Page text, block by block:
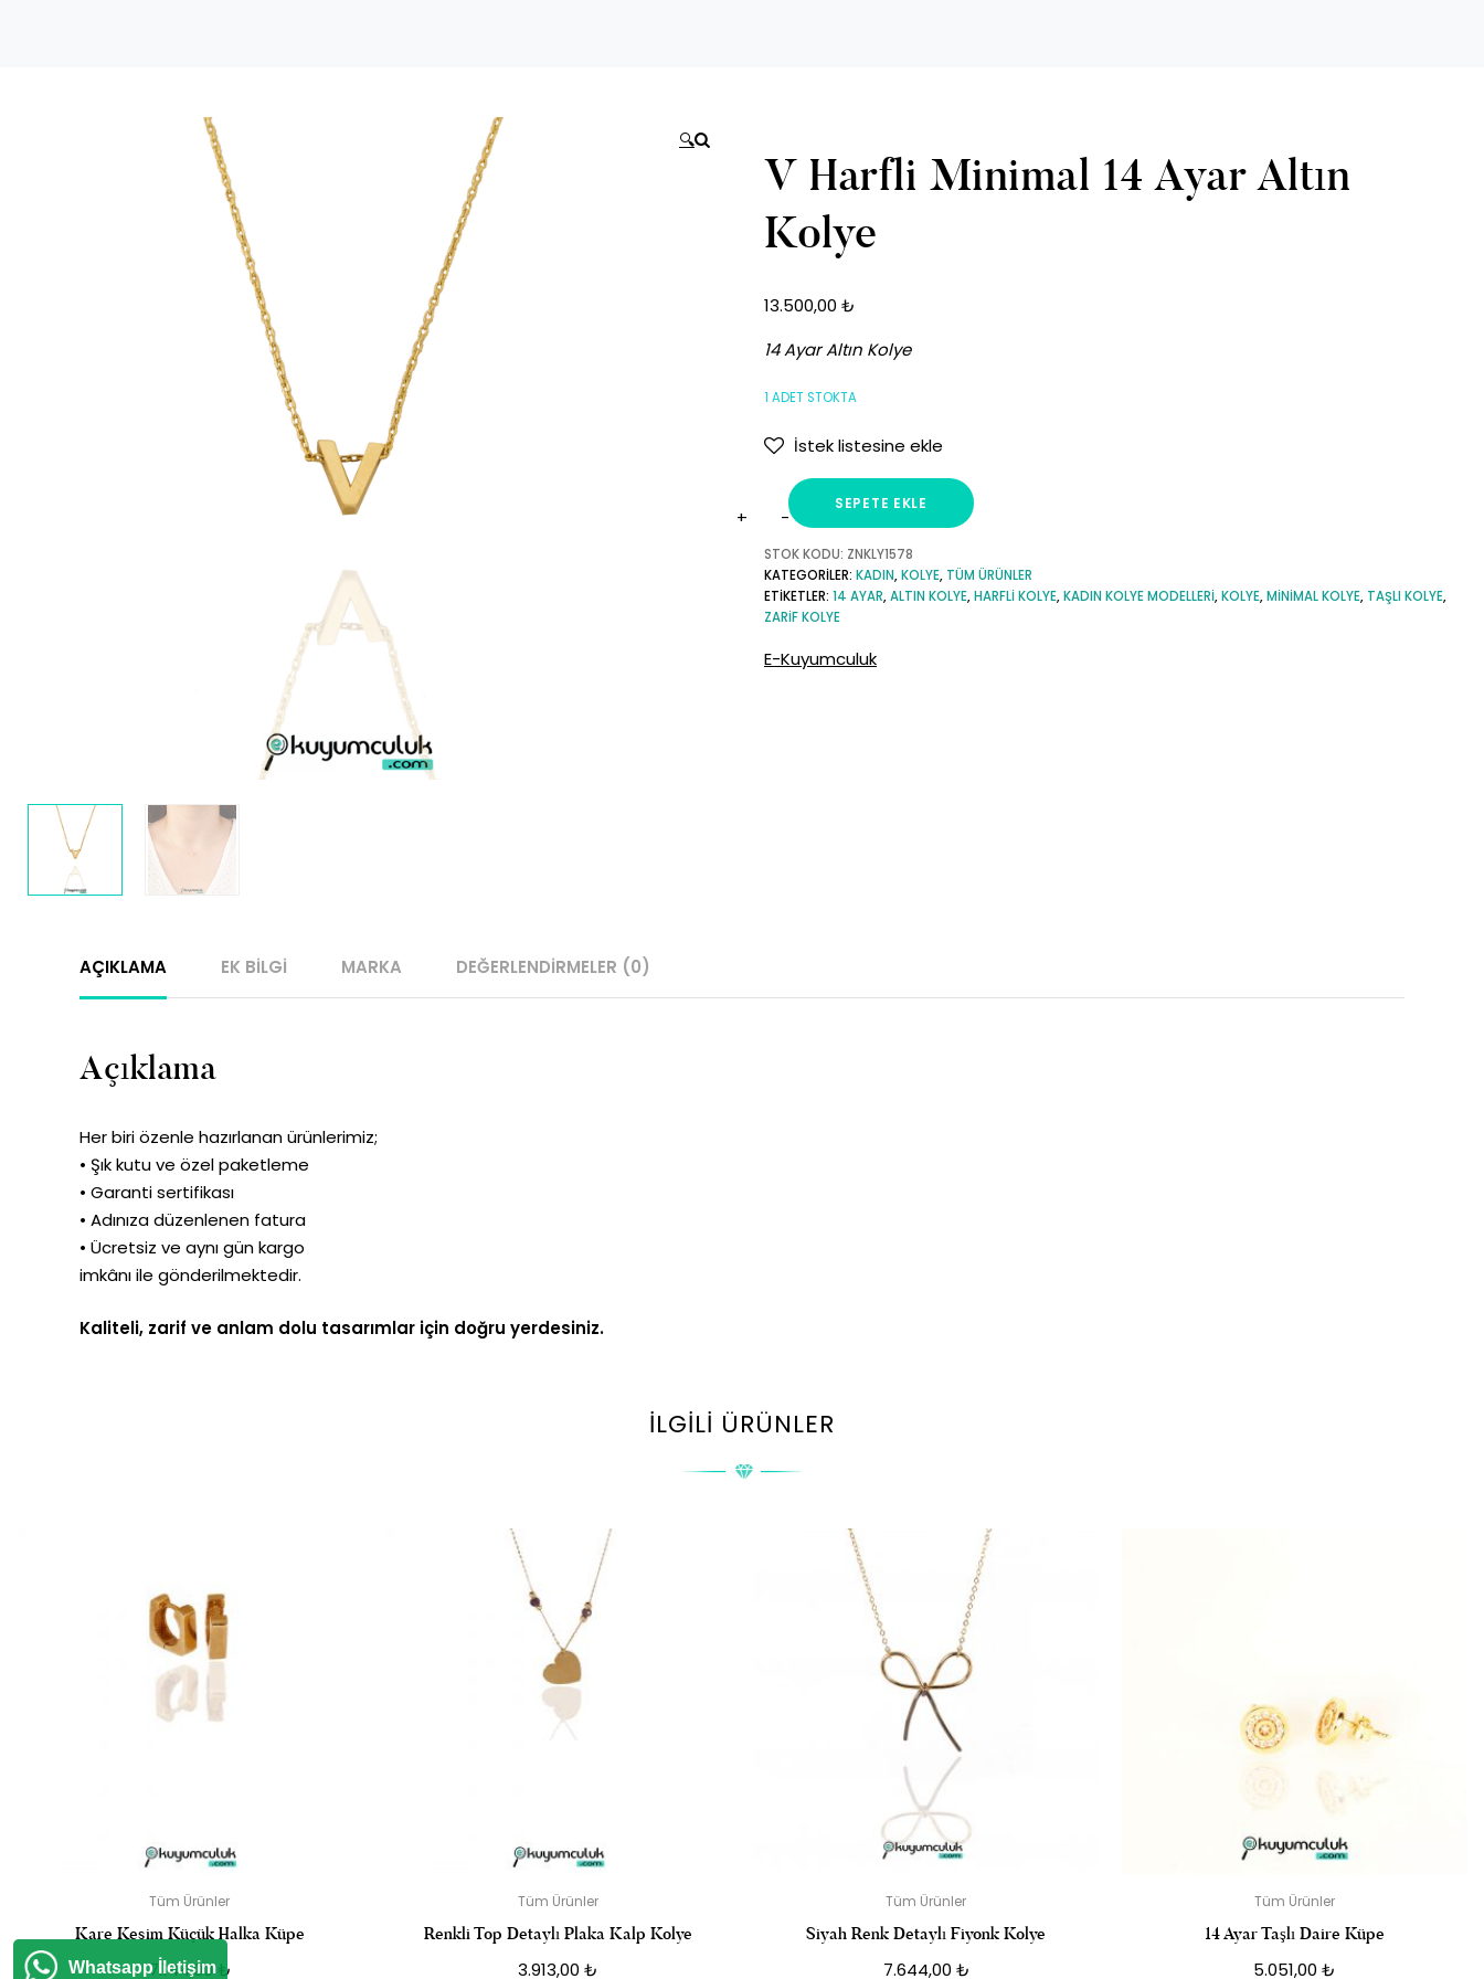
🔍
V Harfli Minimal 14 Ayar Altın
Kolye
13.500,00 ₺
14 Ayar Altın Kolye
1 ADET STOKTA
İstek listesine ekle
Harfli
Minimal
14
Altın
SEPETE EKLE
STOK KODU: ZNKLY1578
KATEGORILER: KADIN,KOLYE, TÜM ÜRÜNLER
ETIKETLER: 14 AYAR,ALTIN KOLYE,HARFLI KOLYE,KADIN KOLYE MODELLERI,KOLYE,MINIMAL KOLYE, TAŞLI KOLYE,
ZARIF KOLYE
E-Kuyumculuk
AÇIKLAMA EK BILGI MARKA DEĞERLENDIRMELER (0)
Açıklama
Her biri özenle hazırlanan ürünlerimiz;
• Şık kutu ve özel paketleme
• Garanti sertifikası
• Adınıza düzenlenen fatura
• Ücretsiz ve aynı gün kargo
imkânı ile gönderilmektedir.
Kaliteli, zarif ve anlam dolu tasarımlar için doğru yerdesiniz.
İLGILI ÜRÜNLER
Tüm Ürünler
Kare Kesim Küçük Halka Küpe
7.144,00₺
Tüm Ürünler
Renkli Top Detaylı Plaka Kalp Kolye
3.913,00₺
Tüm Ürünler
Siyah Renk Detaylı Fiyonk Kolye
7.644,00 ₺
Tüm Ürünler
14 Ayar Taşlı Daire Küpe
5.051,00₺
Whatsapp İletişim
“V HARFLI MINIMAL 14 AYAR ALTIN KOLYE” IÇIN YORUM YAPAN ILK KIŞI SIZ OLUN
E-posta adresiniz yayınlanmayacak. ile işaretlenmişlerdir